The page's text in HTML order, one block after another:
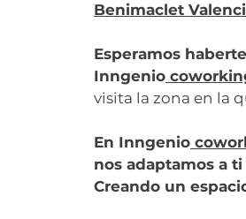
Benimaclet
Esperamos
Inngenio
visita la zona en la
En Inngenio
nos adaptamos a
Creando un